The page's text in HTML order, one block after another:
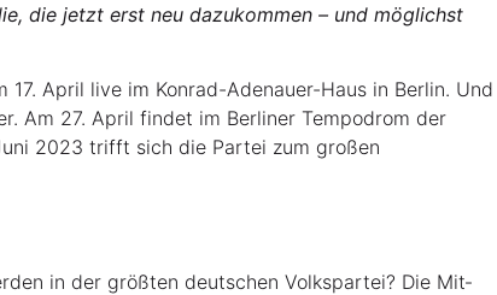
die jetzt erst neu dazu­kom­men – und mög­lichst
April live im Kon­rad-Ade­nau­er-Haus in Ber­lin. Und
Am 27. April fin­det im Ber­li­ner Tem­po­drom der
2023 trifft sich die Par­tei zum gro­ßen
in der größ­ten deut­schen Volks­par­tei? Die Mit­